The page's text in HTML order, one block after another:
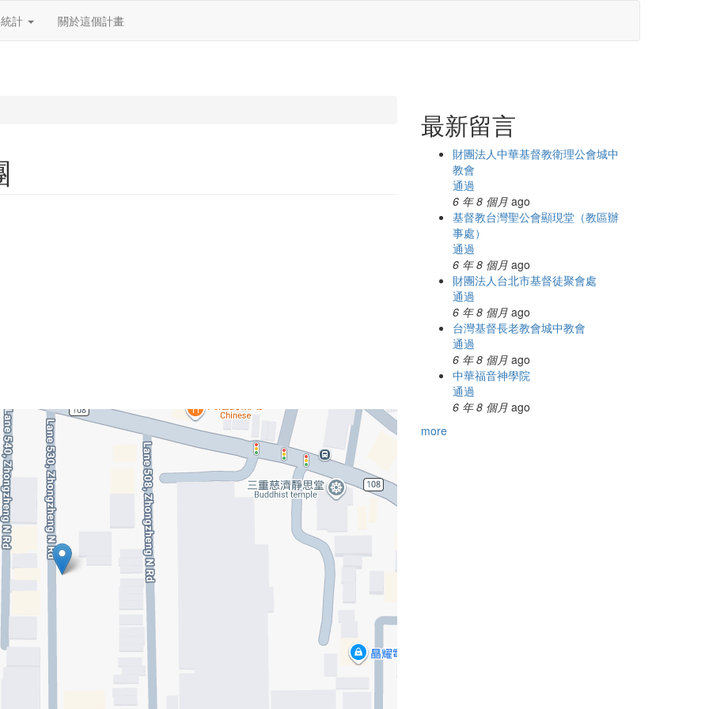
計 關於這個計畫
最新留言
財團法人中華基督教衛理公會城中
教會
通過
6 年 8 個月ago
基督教台灣聖公會顯現堂（教區辦
事處）
通過
6 年 8 個月ago
財團法人台北市基督徒聚會處
通過
6 年 8 個月ago
台灣基督長老教會城中教會
通過
6 年 8 個月ago
中華福音神學院
通過
6 年 8 個月ago
more